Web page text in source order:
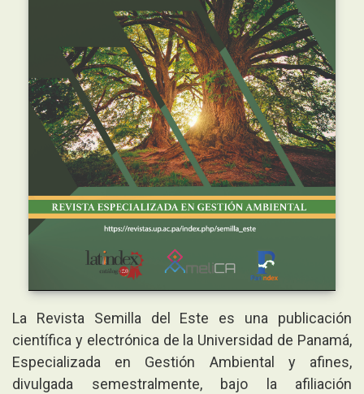
La Revista Semilla del Este es una publicación
científica y electrónica de la Universidad de Panamá,
Especializada en Gestión Ambiental y afines,
divulgada semestralmente, bajo la afiliación